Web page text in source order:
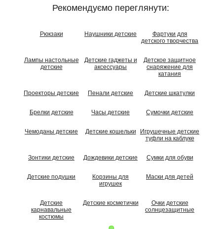
Рекомендуємо переглянути:
Рюкзаки Наушники детские
Фартуки для
детского творчества
Лампы настольные
детские
Детские гаджеты и
аксессуары
Детское защитное
снаряжение для
катания
Проекторы детские Пенали детские Детские шкатулки
Брелки детские Часы детские Сумочки детские
Чемоданы детские Детские кошельки
Игрушечные детские
туфли на каблуке
Зонтики детские Дождевики детские Сумки для обуви
Детские подушки
Корзины для
игрушек
Маски для детей
Детские
карнавальные
костюмы
Детские косметички
Очки детские
солнцезащитные